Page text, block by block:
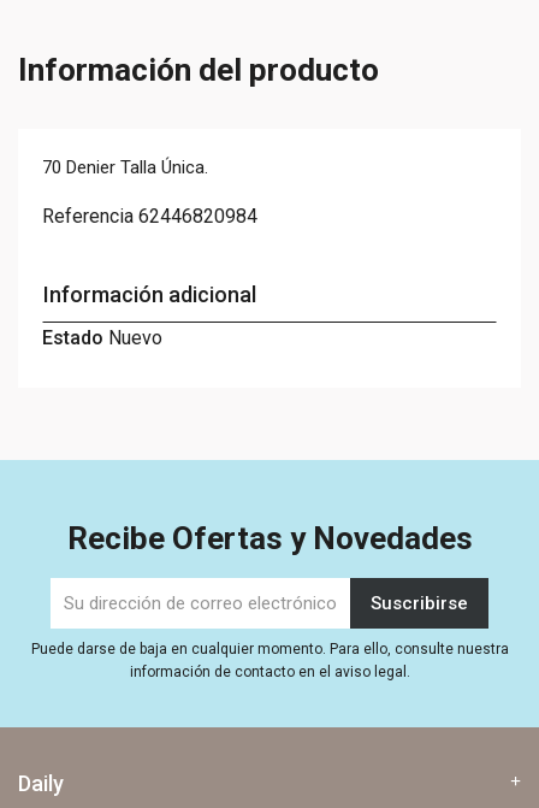
Información del producto
70 Denier Talla Única.
Referencia 62446820984
Información adicional
Estado Nuevo
Recibe Ofertas y Novedades
Puede darse de baja en cualquier momento. Para ello, consulte nuestra
información de contacto en el aviso legal.
Daily